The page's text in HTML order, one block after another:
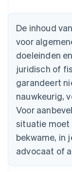
De inhoud
voor
doeleinden
juridisch of
garandeert
nauwkeurig,
Voor
situatie moet
bekwame, in
advocaat of
Português
Bulgarije
English
Canada
EnglishFrançais
English
Denemarken
Duitsland
DeutschEnglish
Estland
Finland